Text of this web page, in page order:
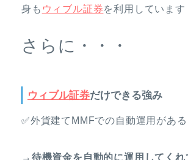
身も ウィブル証券を利用しています
さらに・・・
ウィブル証券だけできる強み
✅外貨建てMMFでの自動運用がある
→待機資金を自動的に運用してくれ